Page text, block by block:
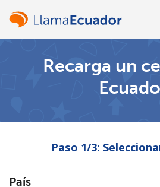
Recarga un
Paso 1/3:
País